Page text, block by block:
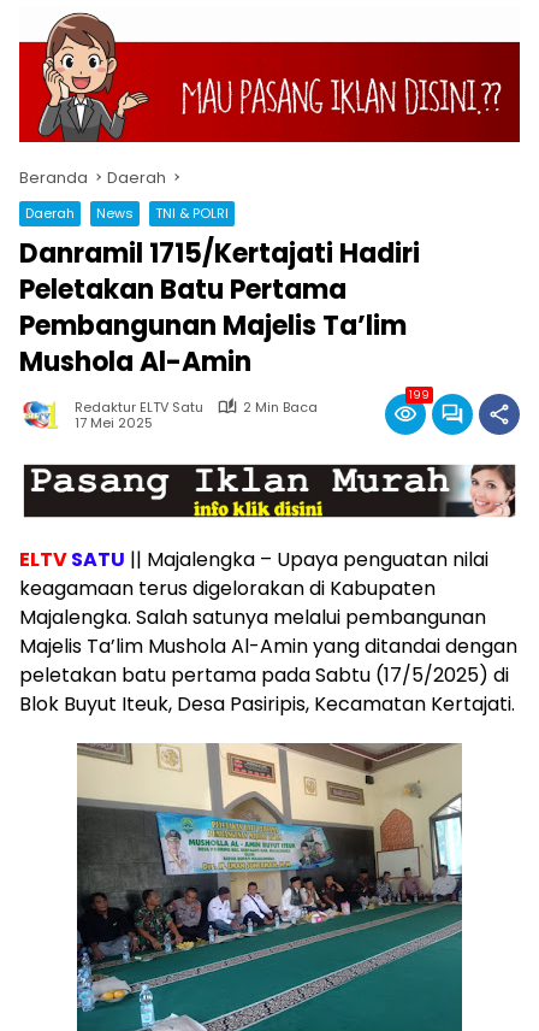
Beranda Daerah
Daerah News TNI & POLRI
Danramil 1715/Kertajati Hadiri
Peletakan Batu Pertama
Pembangunan Majelis Ta’lim
Mushola Al-Amin
Redaktur ELTV Satu
2 Min Baca
17 Mei 2025
199
ELTVSATU || Majalengka – Upaya penguatan nilai
keagamaan terus digelorakan di Kabupaten
Majalengka. Salah satunya melalui pembangunan
Majelis Ta’lim Mushola Al-Amin yang ditandai dengan
peletakan batu pertama pada Sabtu (17/5/2025) di
Blok Buyut Iteuk, Desa Pasiripis, Kecamatan Kertajati.